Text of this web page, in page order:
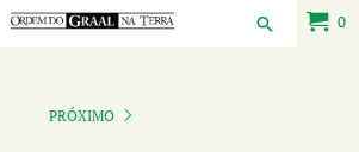
0
PRÓXIMO